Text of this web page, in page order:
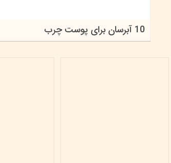
10 آبرسان برای پوست چرب